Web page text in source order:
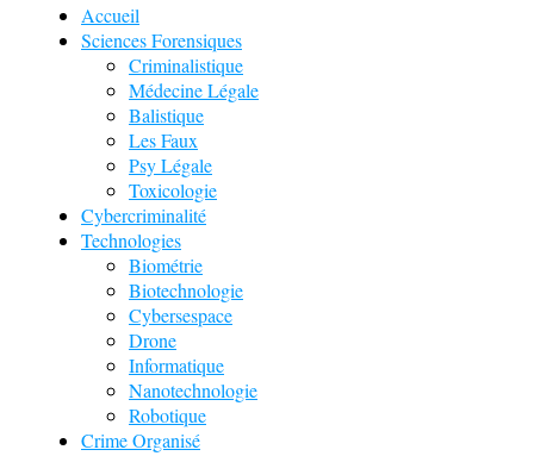
Accueil
Sciences Forensiques
Criminalistique
Médecine Légale
Balistique
Les Faux
Psy Légale
Toxicologie
Cybercriminalité
Technologies
Biométrie
Biotechnologie
Cybersespace
Drone
Informatique
Nanotechnologie
Robotique
Crime Organisé